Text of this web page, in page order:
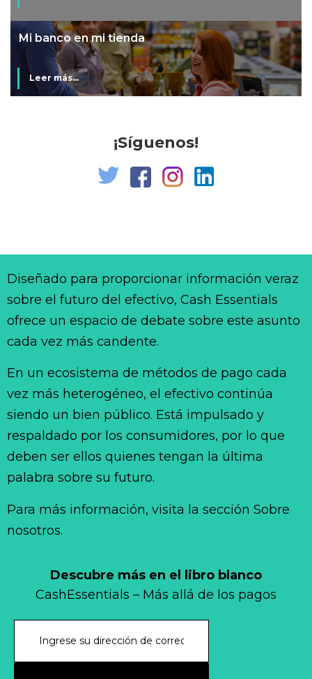
Mi banco en mi tienda
Leer más...
¡Síguenos!
Descubre más en el libro blanco
CashEssentials – Más allá de los pagos
Diseñado para proporcionar información veraz
sobre el futuro del efectivo, Cash Essentials
ofrece un espacio de debate sobre este asunto
cada vez más candente.
En un ecosistema de métodos de pago cada
vez más heterogéneo, el efectivo continúa
siendo un bien público. Está impulsado y
respaldado por los consumidores, por lo que
deben ser ellos quienes tengan la última
palabra sobre su futuro.
Para más información, visita la sección Sobre
nosotros.